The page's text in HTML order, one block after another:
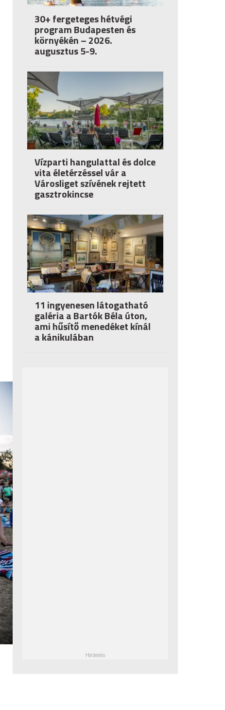
30+ fergeteges hétvégi
program Budapesten és
környékén – 2026.
augusztus 5-9.
Vízparti hangulattal és dolce
vita életérzéssel vár a
Városliget szívének rejtett
gasztrokincse
11 ingyenesen látogatható
galéria a Bartók Béla úton,
ami hűsítő menedéket kínál
a kánikulában